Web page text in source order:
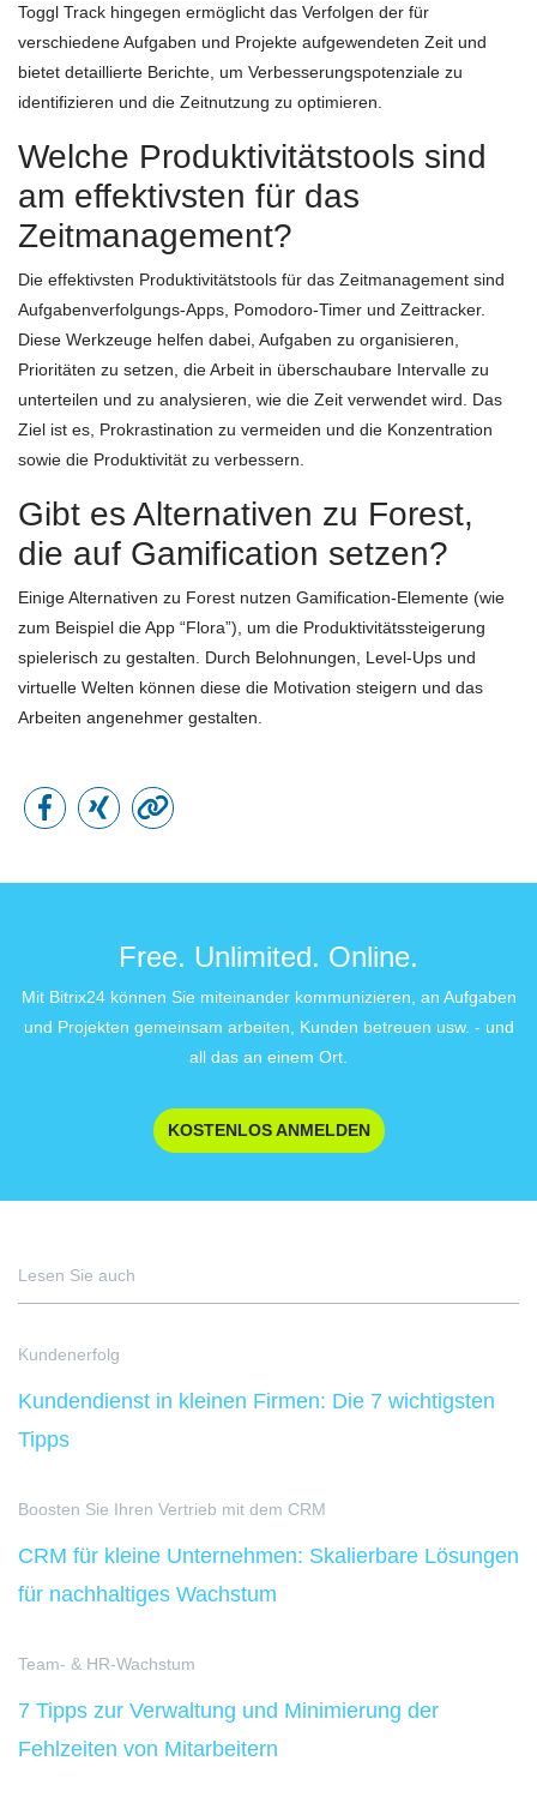
Toggl Track hingegen ermöglicht das Verfolgen der für
verschiedene Aufgaben und Projekte aufgewendeten Zeit und
bietet detaillierte Berichte, um Verbesserungspotenziale zu
identifizieren und die Zeitnutzung zu optimieren.
Welche Produktivitätstools sind
am effektivsten für das
Zeitmanagement?
Die effektivsten Produktivitätstools für das Zeitmanagement sind
Aufgabenverfolgungs-Apps, Pomodoro-Timer und Zeittracker.
Diese Werkzeuge helfen dabei, Aufgaben zu organisieren,
Prioritäten zu setzen, die Arbeit in überschaubare Intervalle zu
unterteilen und zu analysieren, wie die Zeit verwendet wird. Das
Ziel ist es, Prokrastination zu vermeiden und die Konzentration
sowie die Produktivität zu verbessern.
Gibt es Alternativen zu Forest,
die auf Gamification setzen?
Einige Alternativen zu Forest nutzen Gamification-Elemente (wie
zum Beispiel die App “Flora”), um die Produktivitätssteigerung
spielerisch zu gestalten. Durch Belohnungen, Level-Ups und
virtuelle Welten können diese die Motivation steigern und das
Arbeiten angenehmer gestalten.
Free. Unlimited. Online.
Mit Bitrix24 können Sie miteinander kommunizieren, an Aufgaben
und Projekten gemeinsam arbeiten, Kunden betreuen usw. - und
all das an einem Ort.
KOSTENLOS ANMELDEN
Lesen Sie auch
Kundenerfolg
Kundendienst in kleinen Firmen: Die 7 wichtigsten
Tipps
Boosten Sie Ihren Vertrieb mit dem CRM
CRM für kleine Unternehmen: Skalierbare Lösungen
für nachhaltiges Wachstum
Team- & HR-Wachstum
7 Tipps zur Verwaltung und Minimierung der
Fehlzeiten von Mitarbeitern